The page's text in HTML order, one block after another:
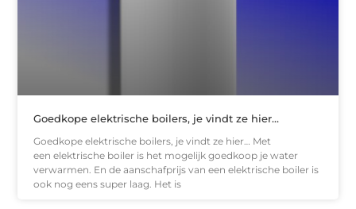
Goedkope elektrische boilers, je vindt ze hier…
Goedkope elektrische boilers, je vindt ze hier… Met
een elektrische boiler is het mogelijk goedkoop je water
verwarmen. En de aanschafprijs van een elektrische boiler is
ook nog eens super laag. Het is